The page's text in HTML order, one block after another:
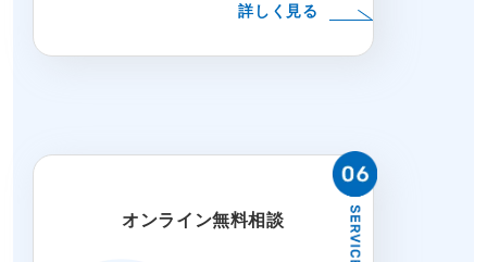
詳しく見る
オンライン無料相談